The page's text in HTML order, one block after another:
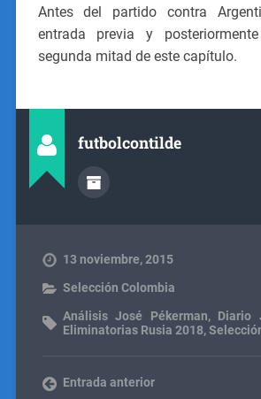
Antes del partido contra
entrada previa y
segunda mitad de este capítulo.
futbolcontilde
13 noviembre, 2015
Selección Colombia
Análisis José Pékerman, Diario
Eliminatorias Rusia 2018,
Entrada anterior